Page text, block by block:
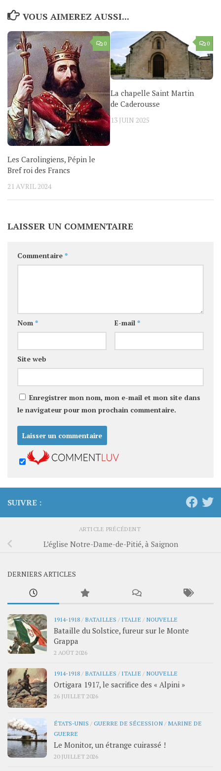
VOUS AIMEREZ AUSSI...
0
Les Carolingiens, Pépin le
Bref roi des Francs
21 AVRIL 2024
0
La chapelle Saint Martin
de Caderousse
13 JUIN 2025
LAISSER UN COMMENTAIRE
Commentaire *
Nom * E-mail *
Site web
Enregistrer mon nom, mon e-mail et mon site dans
le navigateur pour mon prochain commentaire.
SUIVRE :
ARTICLE PRÉCÉDENT
L’église Notre-Dame-de-Pitié, à Saignon
DERNIERS ARTICLES
1914-1918/ BATAILLES / ITALIE / NOUVELLE
Bataille du Solstice, fureur sur le Monte
Grappa
2 AOÛT 2026
1914-1918/ BATAILLES / ITALIE / NOUVELLE
Ortigara 1917, le sacrifice des « Alpini »
26 JUILLET 2026
ÉTATS-UNIS /GUERRE DE SÉCESSION/ MARINE DE
GUERRE
Le Monitor, un étrange cuirassé !
20 JUILLET 2026